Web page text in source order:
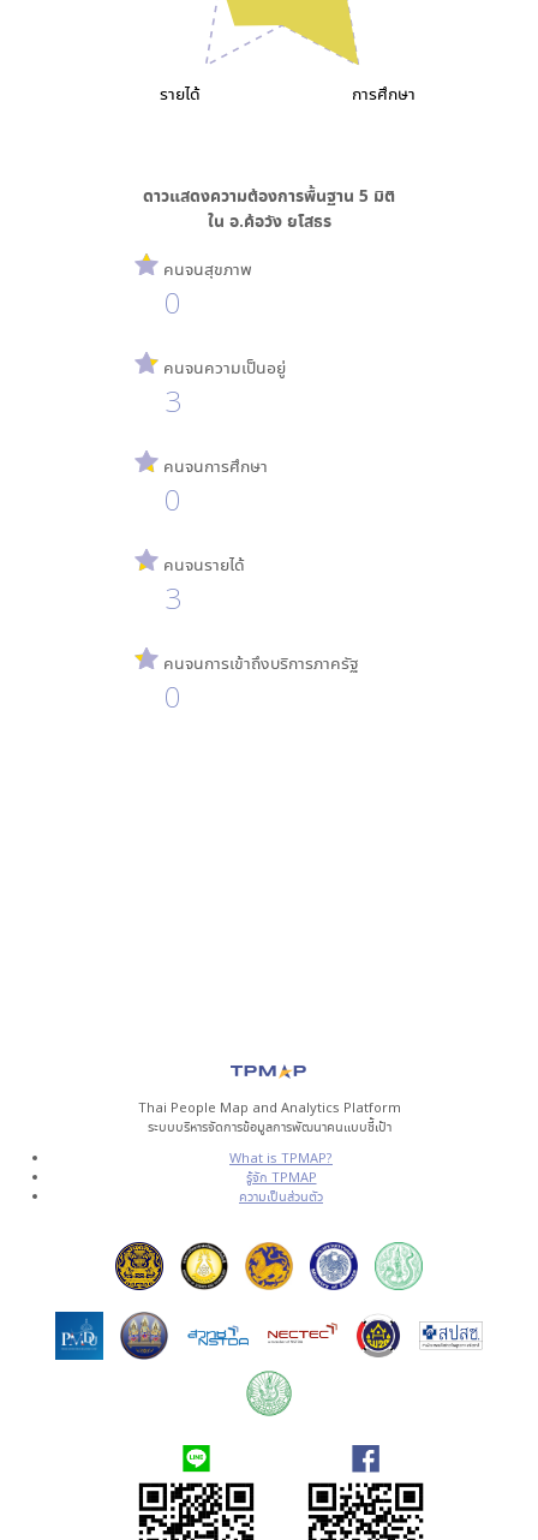
การศึกษา
รายได้
ดาวแสดงความต้องการพื้นฐาน 5 มิติ
ใน อ.ค้อวัง ยโสธร
คนจนสุขภาพ
0
คนจนความเป็นอยู่
3
คนจนการศึกษา
0
คนจนรายได้
3
คนจนการเข้าถึงบริการภาครัฐ
0
Thai People Map and Analytics Platform
ระบบบริหารจัดการข้อมูลการพัฒนาคนแบบชี้เป้า
What is TPMAP?
รู้จัก TPMAP
ความเป็นส่วนตัว